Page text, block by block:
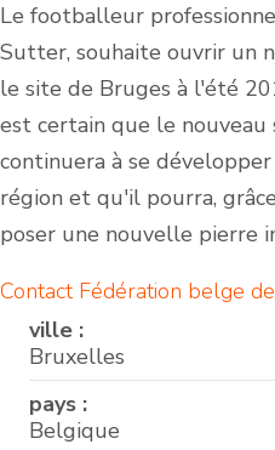
Le footballeur
Sutter, souhaite ouvrir un
le site de Bruges à l'été
est certain que le
continuera à se
région et qu'il pourra,
poser une nouvelle pierre
Contact Fédération belge
ville :
Bruxelles
pays :
Belgique